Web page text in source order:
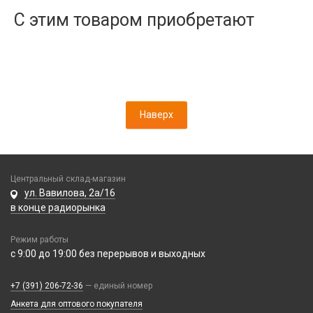
С этим товаром приобретают
Камеры
Проклейки
Шлейфы
АЗУ
АЗУ + FM-модулятор
АЗУ + кабель
Кабели
3 в 1
4 в 1
Компьютерная периферия
Аксессуары для ПК
Наверх
Центральный склад-магазин
ул. Вавилова, 2а/16
в конце радиорынка
Режим работы
с 9:00 до 19:00 без перерывов и выходных
+7 (391) 206-72-36 — единый номер
Анкета для оптового покупателя